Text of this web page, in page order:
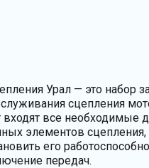
Урал — это набор
сцепления
все необходимые
элементов сцепления,
его
передач.